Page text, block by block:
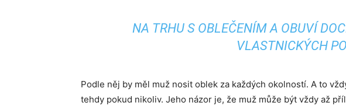
NA TRHU S OBLEČENÍM A OBUVÍ
VLASTNICKÝCH
Podle něj by měl muž nosit oblek za každých okolností. A to
tehdy pokud nikoliv. Jeho názor je, že muž může být vždy až